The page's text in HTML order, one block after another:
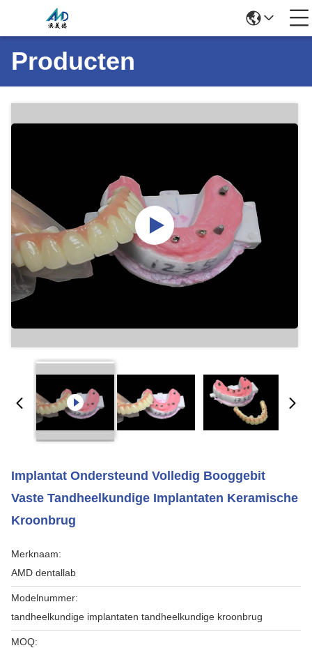
Producten
Implantat Ondersteund Volledig Booggebit
Vaste Tandheelkundige Implantaten Keramische
Kroonbrug
Merknaam:
AMD dentallab
Modelnummer:
tandheelkundige implantaten tandheelkundige kroonbrug
MOQ: